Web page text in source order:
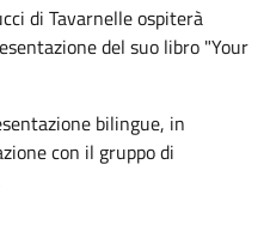
di Tavarnelle ospiterà
del suo libro "Your
bilingue, in
con il gruppo di